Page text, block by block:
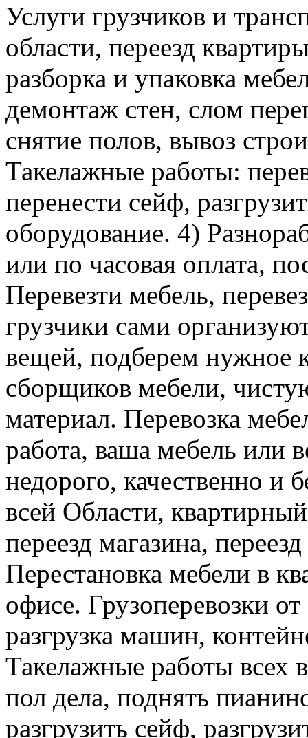
Услуги грузчиков и
области, переезд
разборка и упаковка
демонтаж стен, слом
снятие полов, вывоз
Такелажные работы:
перенести сейф,
оборудование. 4)
или по часовая оплата,
Перевезти мебель,
грузчики сами
вещей, подберем нужное
сборщиков мебели,
материал. Перевозка
работа, ваша мебель или
недорого, качественно и
всей Области,
переезд магазина,
Перестановка мебели в
офисе. Грузоперевозки
разгрузка машин,
Такелажные работы всех
пол дела, поднять
разгрузить сейф,